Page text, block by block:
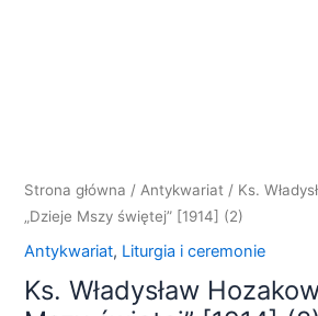
Strona główna / Antykwariat / Ks.
„Dzieje Mszy świętej” [1914] (2)
Antykwariat, Liturgia i ceremonie
Ks. Władysław